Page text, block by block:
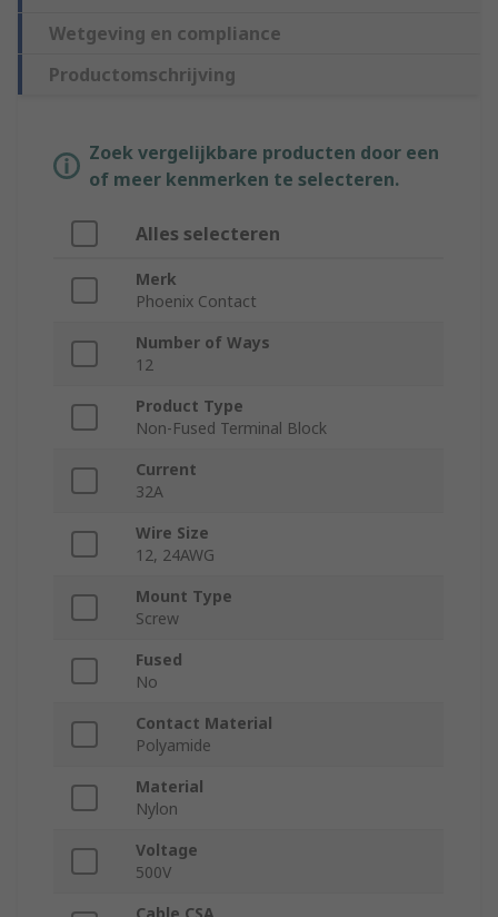
Wetgeving en compliance
Productomschrijving
Zoek vergelijkbare producten door een
of meer kenmerken te selecteren.
Alles selecteren
Merk
Phoenix Contact
Number of Ways
12
Product Type
Non-Fused Terminal Block
Current
32A
Wire Size
12, 24AWG
Mount Type
Screw
Fused
No
Contact Material
Polyamide
Material
Nylon
Voltage
500V